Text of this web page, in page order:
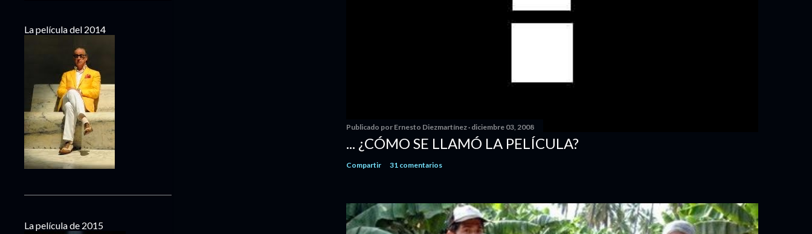
Publicado por Ernesto Diezmartínez diciembre 03, 2008
... ¿CÓMO SE LLAMÓ LA PELÍCULA?
Compartir 31 comentarios
La película del 2014
La película de 2015